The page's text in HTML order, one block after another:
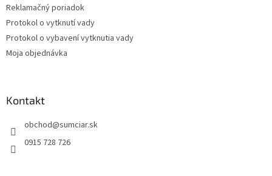
Reklamačný poriadok
Protokol o vytknutí vady
Protokol o vybavení vytknutia vady
Moja objednávka
Kontakt
obchod@sumciar.sk
0915 728 726